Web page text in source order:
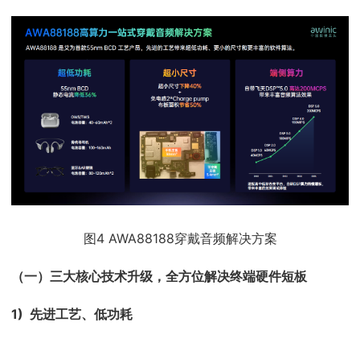
图4 AWA88188穿戴音频解决方案
（一）三大核心技术升级，全方位解决终端硬件短板
1) 先进工艺、低功耗